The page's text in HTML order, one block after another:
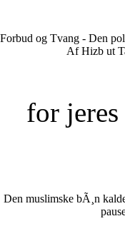
Forbud og Tvang - Den
Af Hizb ut
for
Den muslimske bÃ¸n